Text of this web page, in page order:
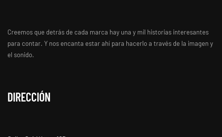
Creemos que detrás de cada marca hay una y mil historias interesantes
para contar. Y nos encanta estar ahí para hacerlo a través de la imagen y
el sonido.
DIRECCIÓN